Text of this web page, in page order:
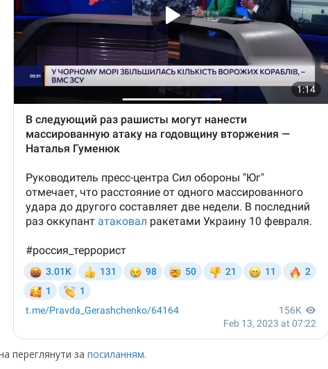
переглянути за посиланням.